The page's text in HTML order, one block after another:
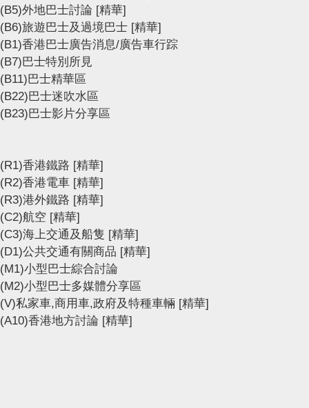
(B5)外地巴士討論 [精華]
(B6)旅遊巴士及過境巴士 [精華]
(B1)香港巴士廣告消息/廣告車行踪
(B7)巴士特別所見
(B11)巴士精華區
(B22)巴士迷吹水區
(B23)巴士影片分享區
(R1)香港鐵路 [精華]
(R2)香港電車 [精華]
(R3)港外鐵路 [精華]
(C2)航空 [精華]
(C3)海上交通及船隻 [精華]
(D1)公共交通有關商品 [精華]
(M1)小型巴士綜合討論
(M2)小型巴士多媒體分享區
(V)私家車,商用車,政府及特種車輛 [精華]
(A10)香港地方討論 [精華]